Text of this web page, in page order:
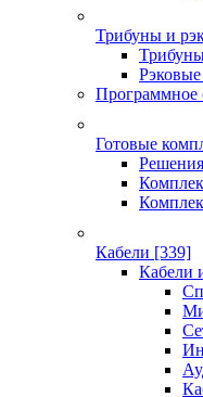
Трибуны и
Программное
Готовые
Кабели [339]
Кабели